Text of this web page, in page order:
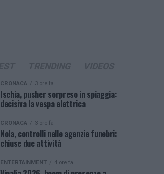
CRONACA 3 ore fa
Ischia, pusher sorpreso in spiaggia:
decisiva la vespa elettrica
CRONACA 3 ore fa
Nola, controlli nelle agenzie funebri:
chiuse due attività
ENTERTAINMENT 4 ore fa